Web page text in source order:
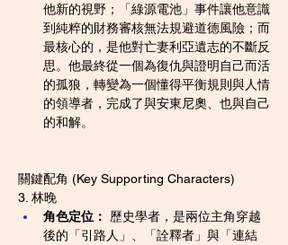
他新的視野；「綠源電池」事件讓他意識
到純粹的財務審核無法規避道德風險；而
最核心的，是他對亡妻利亞遺志的不斷反
思。他最終從一個為復仇與證明自己而活
的孤狼，轉變為一個懂得平衡規則與人情
的領導者，完成了與安東尼奧、也與自己
的和解。
關鍵配角 (Key Supporting Characters)
3. 林晚
角色定位：
歷史學者，是兩位主角穿越
後的「引路人」、「詮釋者」與「連結